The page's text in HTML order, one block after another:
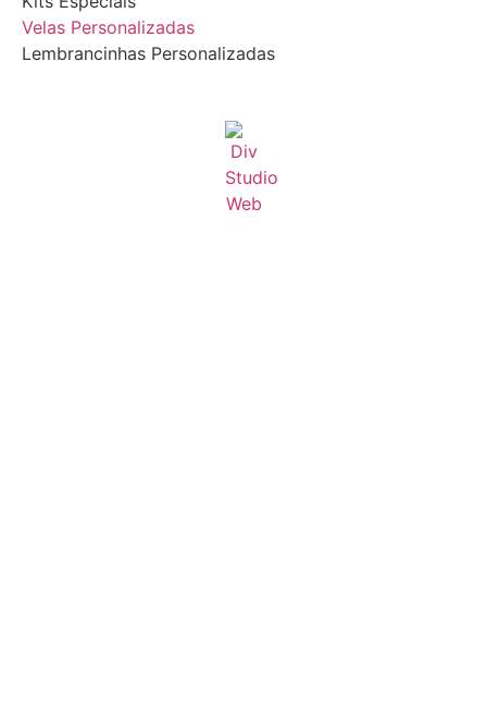
Velas Personalizadas
Lembrancinhas Personalizadas